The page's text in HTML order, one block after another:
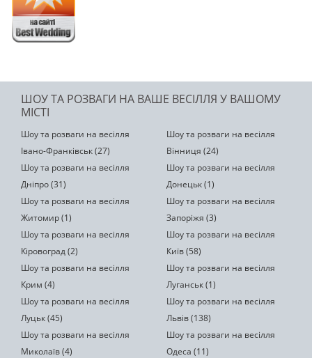
ШОУ ТА РОЗВАГИ НА ВАШЕ ВЕСІЛЛЯ У ВАШОМУ
МІСТІ
Шоу та розваги на весілля
Івано-Франківськ (27)
Шоу та розваги на весілля
Вінниця (24)
Шоу та розваги на весілля
Дніпро (31)
Шоу та розваги на весілля
Донецьк (1)
Шоу та розваги на весілля
Житомир (1)
Шоу та розваги на весілля
Запоріжя (3)
Шоу та розваги на весілля
Кіровоград (2)
Шоу та розваги на весілля
Київ (58)
Шоу та розваги на весілля
Крим (4)
Шоу та розваги на весілля
Луганськ (1)
Шоу та розваги на весілля
Луцьк (45)
Шоу та розваги на весілля
Львів (138)
Шоу та розваги на весілля
Миколаїв (4)
Шоу та розваги на весілля
Одеса (11)